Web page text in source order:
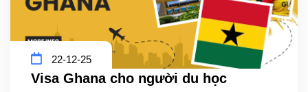
22-12-25
Visa Ghana cho người du học